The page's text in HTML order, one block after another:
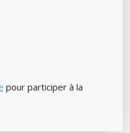
pour participer à la